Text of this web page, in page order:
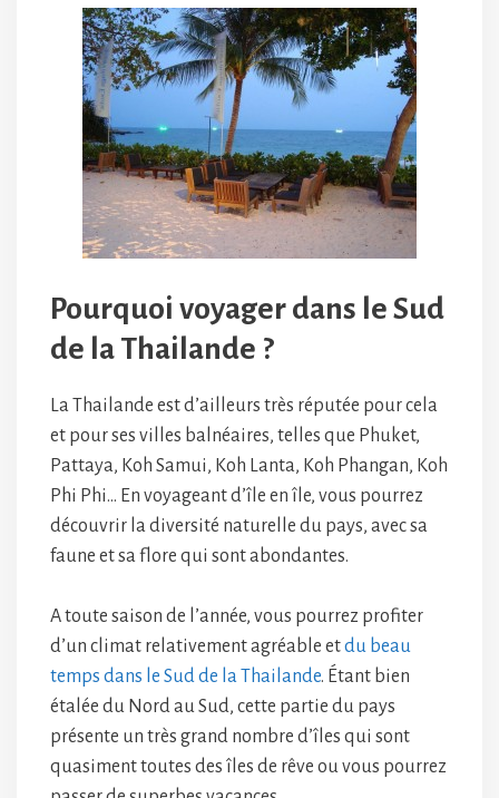
Pourquoi voyager dans le Sud
de la Thailande ?
La Thailande est d’ailleurs très réputée pour cela
et pour ses villes balnéaires, telles que Phuket,
Pattaya, Koh Samui, Koh Lanta, Koh Phangan, Koh
Phi Phi… En voyageant d’île en île, vous pourrez
découvrir la diversité naturelle du pays, avec sa
faune et sa flore qui sont abondantes.
A toute saison de l’année, vous pourrez profiter
d’un climat relativement agréable etdu beau
temps dans le Sud de la Thailande. Étant bien
étalée du Nord au Sud, cette partie du pays
présente un très grand nombre d’îles qui sont
quasiment toutes des îles de rêve ou vous pourrez